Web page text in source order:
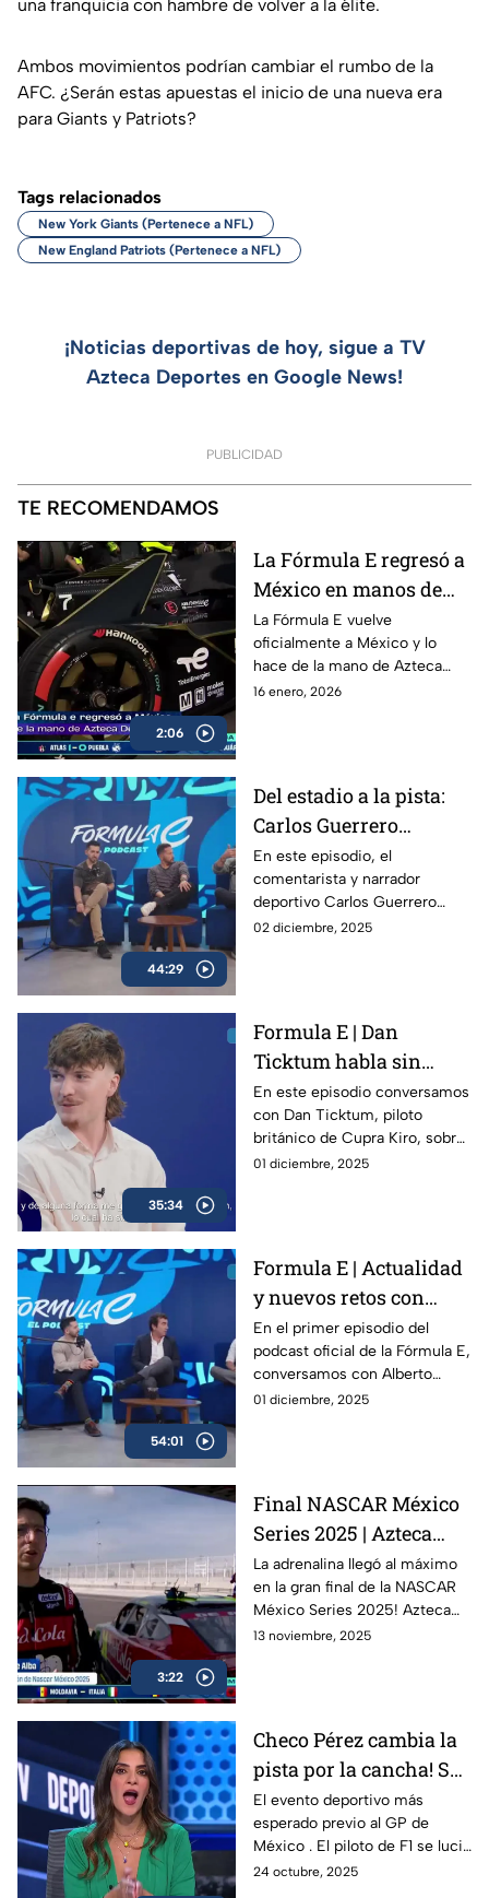
una franquicia con hambre de volver a la élite.
Ambos movimientos podrían cambiar el rumbo de la
AFC. ¿Serán estas apuestas el inicio de una nueva era
para Giants y Patriots?
Tags relacionados
New York Giants (Pertenece a NFL)
New England Patriots (Pertenece a NFL)
¡Noticias deportivas de hoy, sigue a TV
Azteca Deportes en Google News!
PUBLICIDAD
TE RECOMENDAMOS
2:06
La Fórmula E regresó a
México en manos de
Azteca Deportes |
Fórmula E
La Fórmula E vuelve
oficialmente a México y lo
hace de la mano de Azteca
Deportes, devolviendo al país
16 enero, 2026
44:29
Del estadio a la pista:
Carlos Guerrero
'Warrior' y la nueva era
de Fórmula E | Podcast
de Fórmula E
En este episodio, el
comentarista y narrador
deportivo Carlos Guerrero
‘Warrior’ cambia el estadio por
02 diciembre, 2025
35:34
Formula E | Dan
Ticktum habla sin
filtros sobre la Formula
E y su futuro
En este episodio conversamos
con Dan Ticktum, piloto
británico de Cupra Kiro, sobre
su visión de la Fórmula E, los
01 diciembre, 2025
54:01
Formula E | Actualidad
y nuevos retos con
Alberto Longo
En el primer episodio del
podcast oficial de la Fórmula E,
conversamos con Alberto
Longo, cofundador y Chief
viene para el futuro del
automovilismo eléctrico.
01 diciembre, 2025
3:22
Final NASCAR México
Series 2025 | Azteca
Deportes en la pista con
los campeones
La adrenalina llegó al máximo
en la gran final de la NASCAR
México Series 2025! Azteca
Deportes estuvo presente en
automovilismo nacional.
13 noviembre, 2025
Checo Pérez cambia la
pista por la cancha! Se
celebró la 10ª edición
de “De la Pista a la
Cancha”
El evento deportivo más
esperado previo al GP de
México . El piloto de F1 se lució
con Hack trick.
24 octubre, 2025